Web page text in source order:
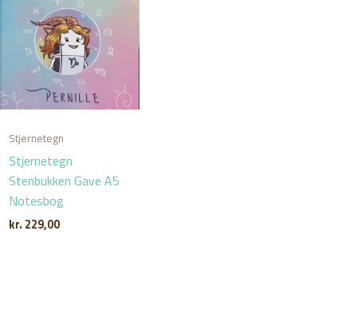
Stjernetegn
Stjernetegn
Stenbukken Gave A5
Notesbog
kr. 229,00